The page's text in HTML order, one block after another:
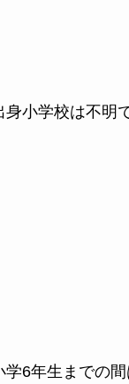
小学校は不明で
学6年生までの